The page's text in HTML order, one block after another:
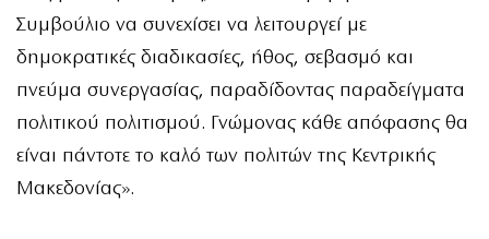
Συμβούλιο να συνεχίσει να λειτουργεί με
δημοκρατικές διαδικασίες, ήθος, σεβασμό και
πνεύμα συνεργασίας, παραδίδοντας παραδείγματα
πολιτικού πολιτισμού. Γνώμονας κάθε απόφασης θα
είναι πάντοτε το καλό των πολιτών της Κεντρικής
Μακεδονίας».